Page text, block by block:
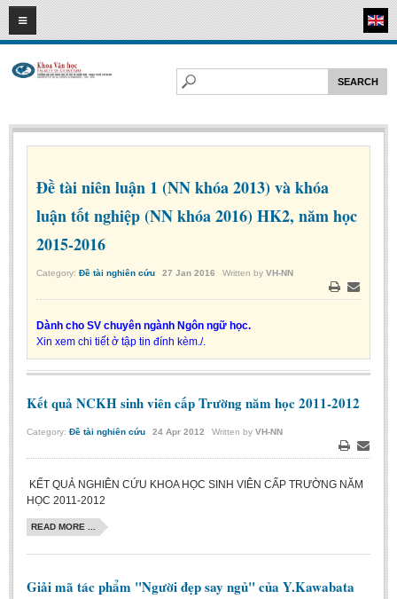
08 2026
HOME
Faculty of Literature
Department of Vietnamese Literature
Department of Literary Theory and Criticism
Center of Sinology and Nom Studies
Images - Events
ACADEMIC
Undergraduate: Regular Degree
Undergraduate: Honor Degree
LITERARY WRITINGS & TRANSLATING
RESEARCH
Linguistics
Đề tài niên luận 1 (NN khóa 2013) và khóa
luận tốt nghiệp (NN khóa 2016) HK2, năm học
2015-2016
Category: Đề tài nghiên cứu 27 Jan 2016 Written by VH-NN
PrintEmail
Dành cho SV chuyên ngành Ngôn ngữ học.
Xin xem chi tiết ở tập tin đính kèm./.
Kết quả NCKH sinh viên cấp Trường năm học 2011-2012
Category: Đề tài nghiên cứu 24 Apr 2012 Written by VH-NN
PrintEmail
KẾT QUẢ NGHIÊN CỨU KHOA HỌC SINH VIÊN CẤP TRƯỜNG NĂM
HỌC 2011-2012
READ MORE ...
Giải mã tác phẩm "Người đẹp say ngủ" của Y.Kawabata